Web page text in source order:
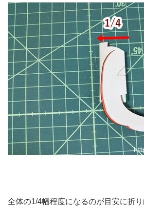
全体の1/4幅程度になるのが目安に折り